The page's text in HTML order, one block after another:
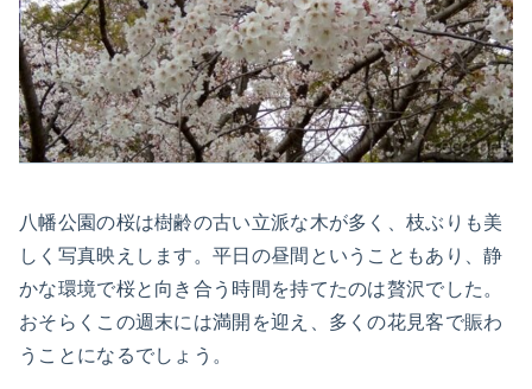
八幡公園の桜は樹齢の古い立派な木が多く、枝ぶりも美
しく写真映えします。平日の昼間ということもあり、静
かな環境で桜と向き合う時間を持てたのは贅沢でした。
おそらくこの週末には満開を迎え、多くの花見客で賑わ
うことになるでしょう。